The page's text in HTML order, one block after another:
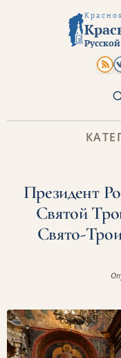
Президент
Святой
Свято-